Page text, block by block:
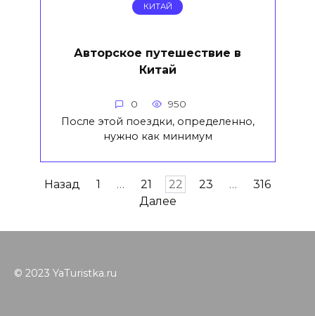
КИТАЙ
Авторское путешествие в
Китай
0 950
После этой поездки, определенно,
нужно как минимум
Навигация
Назад 1 … 21 22 23 …
316
Далее
© 2023 YaTuristka.ru